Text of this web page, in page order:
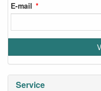
E-mail
Service